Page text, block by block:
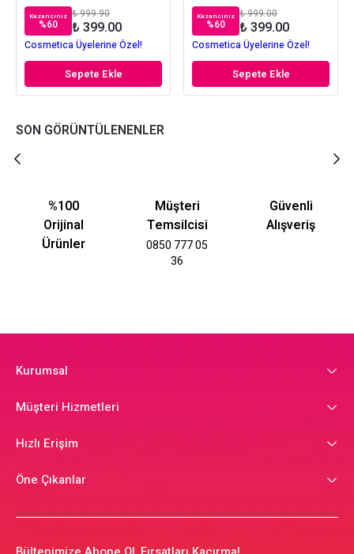
Kazancınız
%60
₺ 999.90
₺ 399.00
Cosmetica Üyelerine Özel!
Sepete Ekle
Kazancınız
%60
₺ 999.00
₺ 399.00
Cosmetica Üyelerine Özel!
Sepete Ekle
SON GÖRÜNTÜLENENLER
%100
Orijinal
Ürünler
Müşteri
Temsilcisi
0850 777 05
36
Güvenli
Alışveriş
Kurumsal
Müşteri Hizmetleri
Hızlı Erişim
Öne Çıkanlar